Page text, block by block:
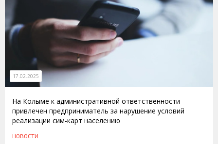
17.02.2025
На Колыме к административной ответственности
привлечен предприниматель за нарушение условий
реализации сим-карт населению
НОВОСТИ